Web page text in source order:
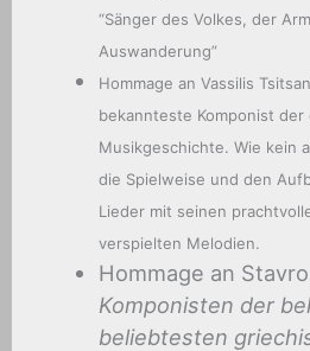
“Sänger des Volkes, der
Auswanderung”
Hommage an Vassilis
bekannteste Komponist der
Musikgeschichte. Wie kein
die Spielweise und den
Lieder mit seinen
verspielten Melodien.
Hommage an
Komponisten der
beliebtesten